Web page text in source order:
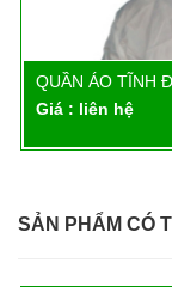
QUẦN ÁO TĨNH
Giá : liên hệ
SẢN PHẨM CÓ